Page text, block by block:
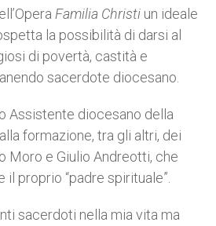
Familia Christi un ideale
la possibilità di darsi al
di povertà, castità e
sacerdote diocesano.
Assistente diocesano della
formazione, tra gli altri, dei
Moro e Giulio Andreotti, che
proprio “padre spirituale”.
sacerdoti nella mia vita ma